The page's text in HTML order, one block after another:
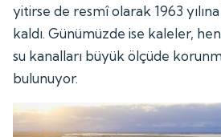
yitirse de resmî olarak 1963
kaldı. Günümüzde ise kaleler,
su kanalları büyük ölçüde
bulunuyor.